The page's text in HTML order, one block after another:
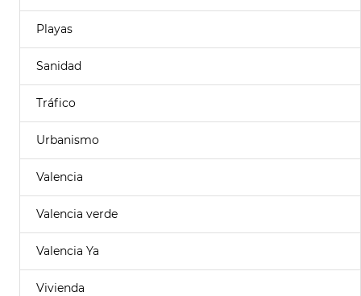
Playas
Sanidad
Tráfico
Urbanismo
Valencia
Valencia verde
Valencia Ya
Vivienda